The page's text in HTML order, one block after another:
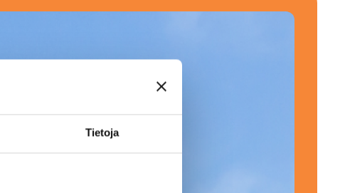
Tietoja